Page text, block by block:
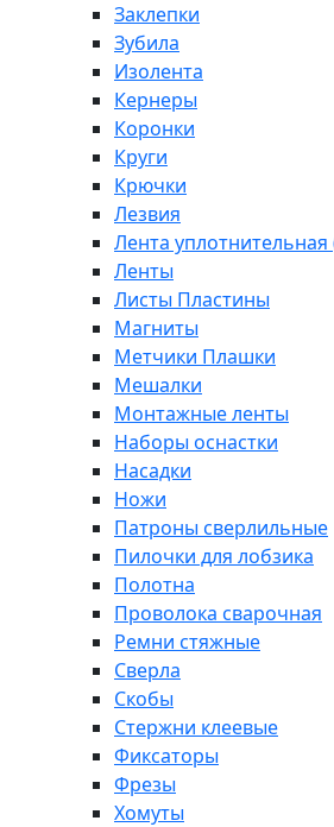
Заклепки
Зубила
Изолента
Кернеры
Коронки
Круги
Крючки
Лезвия
Лента
Ленты
Листы Пластины
Магниты
Метчики Плашки
Мешалки
Монтажные ленты
Наборы оснастки
Насадки
Ножи
Патроны сверлильные
Пилочки для лобзика
Полотна
Проволока сварочная
Ремни стяжные
Сверла
Скобы
Стержни клеевые
Фиксаторы
Фрезы
Хомуты